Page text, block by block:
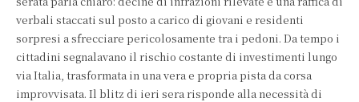
verbali staccati sul posto a carico di giovani e residenti
sorpresi a sfrecciare pericolosamente tra i pedoni. Da tempo i
cittadini segnalavano il rischio costante di investimenti lungo
via Italia, trasformata in una vera e propria pista da corsa
improvvisata. Il blitz di ieri sera risponde alla necessità di